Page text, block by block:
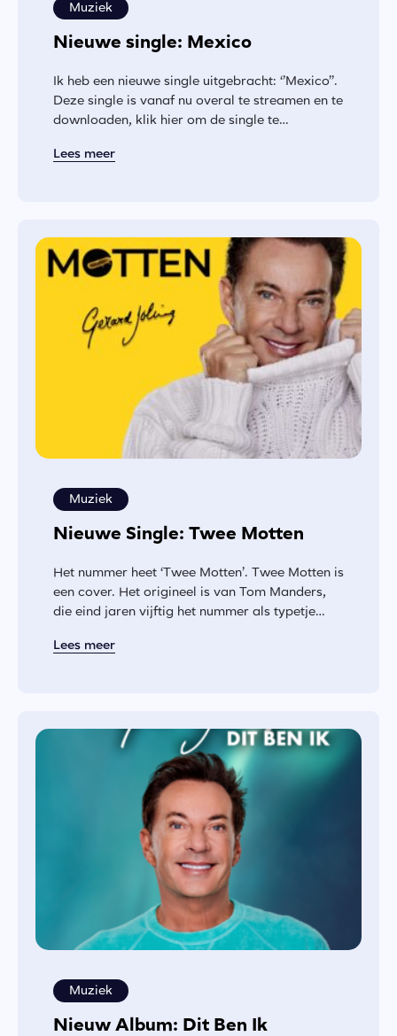
Muziek
Nieuwe single: Mexico
Ik heb een nieuwe single uitgebracht: ‘’Mexico’’.
Deze single is vanaf nu overal te streamen en te
downloaden, klik hier om de single te
Lees meer
Muziek
Nieuwe Single: Twee Motten
Het nummer heet ‘Twee Motten’. Twee Motten is
een cover. Het origineel is van Tom Manders,
die eind jaren vijftig het nummer als typetje
Lees meer
Muziek
Nieuw Album: Dit Ben Ik